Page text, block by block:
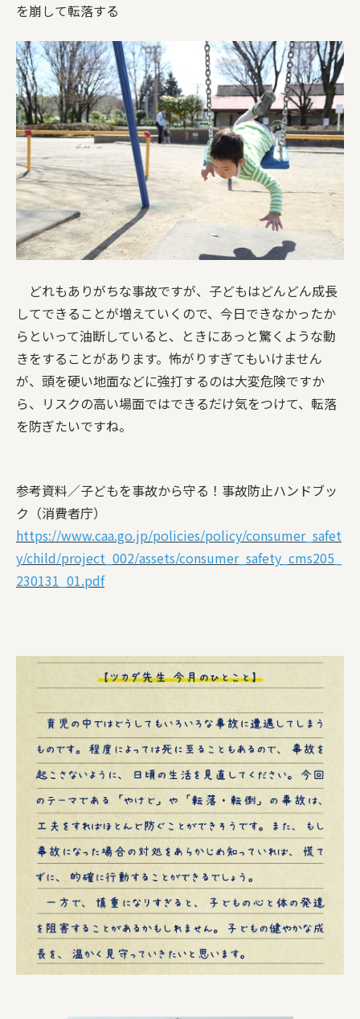
を崩して転落する
どれもありがちな事故ですが、子どもはどんどん成長
してできることが増えていくので、今日できなかったか
らといって油断していると、ときにあっと驚くような動
きをすることがあります。怖がりすぎてもいけません
が、頭を硬い地面などに強打するのは大変危険ですか
ら、リスクの高い場面ではできるだけ気をつけて、転落
を防ぎたいですね。
参考資料／子どもを事故から守る！事故防止ハンドブッ
ク（消費者庁）
https://www.caa.go.jp/policies/policy/consumer_safet
y/child/project_002/assets/consumer_safety_cms205_
230131_01.pdf